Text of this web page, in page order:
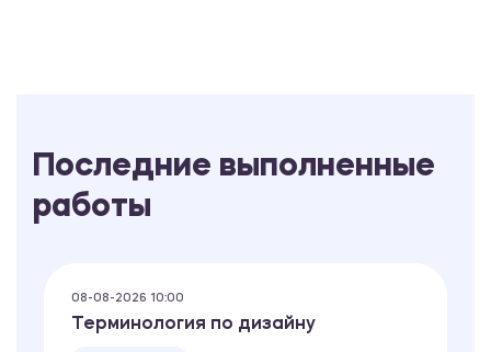
Последние выполненные
работы
08-08-2026 10:00
Терминология по дизайну